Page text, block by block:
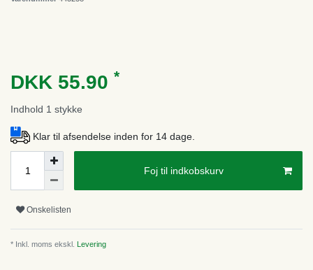
DKK 55.90 *
Indhold 1 stykke
Klar til afsendelse inden for 14 dage.
Foj til indkobskurv
Onskelisten
* Inkl. moms ekskl. Levering